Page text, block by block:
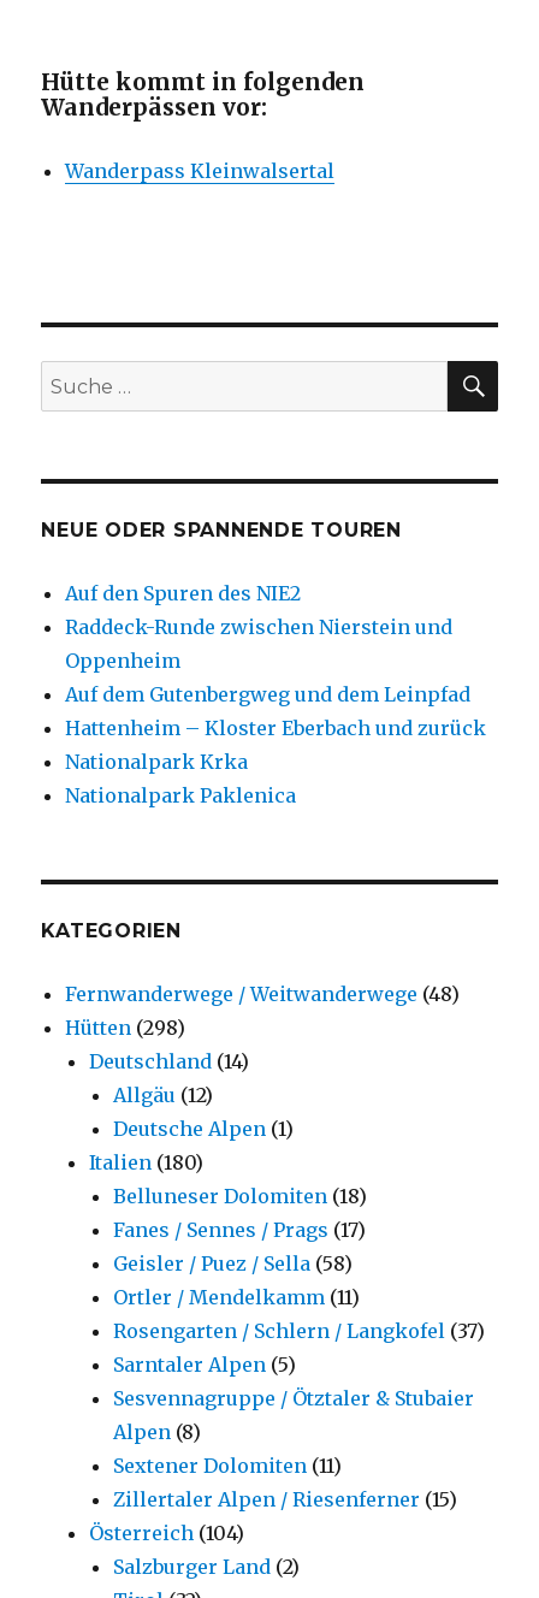
Hütte kommt in folgenden
Wanderpässen vor:
Wanderpass Kleinwalsertal
Suche
nach:
NEUE ODER SPANNENDE TOUREN
Auf den Spuren des NIE2
Raddeck-Runde zwischen Nierstein und
Oppenheim
Auf dem Gutenbergweg und dem Leinpfad
Hattenheim – Kloster Eberbach und zurück
Nationalpark Krka
Nationalpark Paklenica
KATEGORIEN
Fernwanderwege / Weitwanderwege (48)
Hütten (298)
Deutschland (14)
Allgäu (12)
Deutsche Alpen (1)
Italien (180)
Belluneser Dolomiten (18)
Fanes / Sennes / Prags (17)
Geisler / Puez / Sella (58)
Ortler / Mendelkamm (11)
Rosengarten / Schlern / Langkofel (37)
Sarntaler Alpen (5)
Sesvennagruppe / Ötztaler & Stubaier
Alpen (8)
Sextener Dolomiten (11)
Zillertaler Alpen / Riesenferner (15)
Österreich (104)
Salzburger Land (2)